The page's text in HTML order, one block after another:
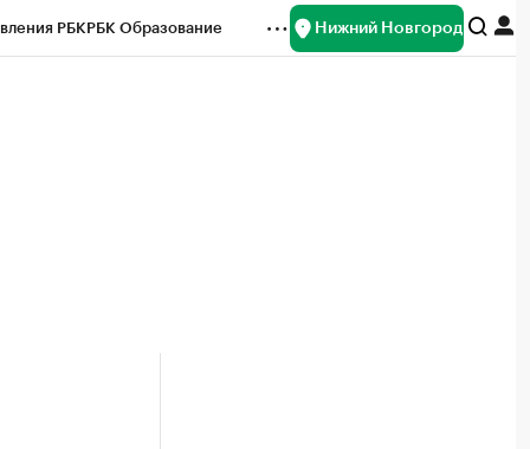
РБКРБК Образование Нижний Новгород